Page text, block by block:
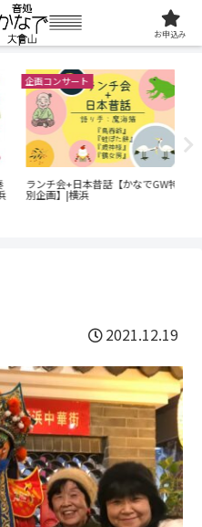
企画コンサート
『SUPERオープンステージ』【か
なでGW特別企画】|横浜
2021.12.19
お申込み